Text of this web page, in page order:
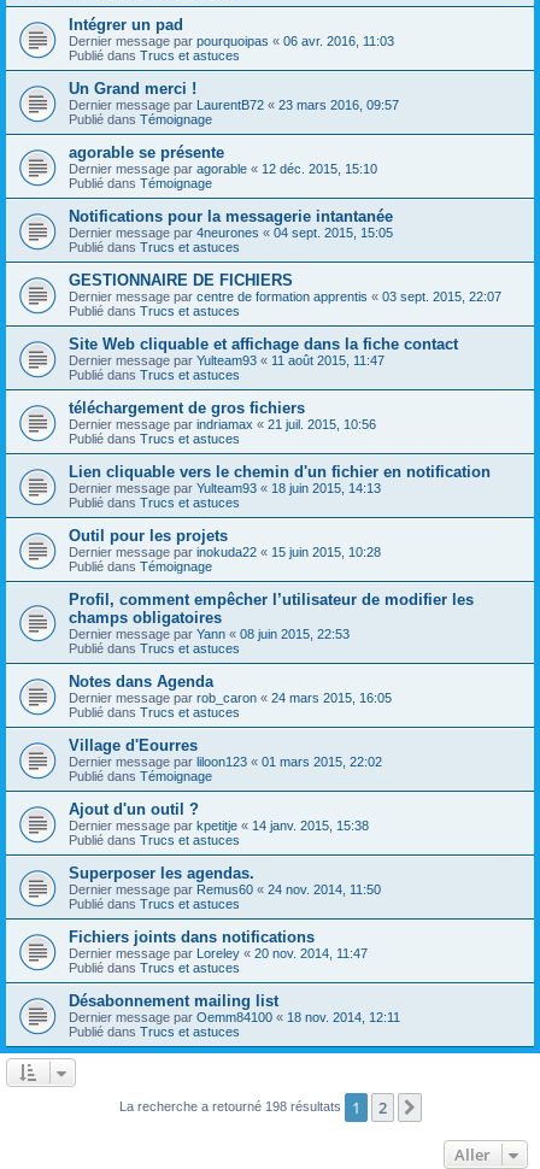
Intégrer un pad
Dernier message par pourquoipas « 06 avr. 2016, 11:03
Publié dans Trucs et astuces
Un Grand merci !
Dernier message par LaurentB72 « 23 mars 2016, 09:57
Publié dans Témoignage
agorable se présente
Dernier message par agorable « 12 déc. 2015, 15:10
Publié dans Témoignage
Notifications pour la messagerie intantanée
Dernier message par 4neurones « 04 sept. 2015, 15:05
Publié dans Trucs et astuces
GESTIONNAIRE DE FICHIERS
Dernier message par centre de formation apprentis « 03 sept. 2015, 22:07
Publié dans Trucs et astuces
Site Web cliquable et affichage dans la fiche contact
Dernier message par Yulteam93 « 11 août 2015, 11:47
Publié dans Trucs et astuces
téléchargement de gros fichiers
Dernier message par indriamax « 21 juil. 2015, 10:56
Publié dans Trucs et astuces
Lien cliquable vers le chemin d'un fichier en notification
Dernier message par Yulteam93 « 18 juin 2015, 14:13
Publié dans Trucs et astuces
Outil pour les projets
Dernier message par inokuda22 « 15 juin 2015, 10:28
Publié dans Témoignage
Profil, comment empêcher l’utilisateur de modifier les
champs obligatoires
Dernier message par Yann « 08 juin 2015, 22:53
Publié dans Trucs et astuces
Notes dans Agenda
Dernier message par rob_caron « 24 mars 2015, 16:05
Publié dans Trucs et astuces
Village d'Eourres
Dernier message par liloon123 « 01 mars 2015, 22:02
Publié dans Témoignage
Ajout d'un outil ?
Dernier message par kpetitje « 14 janv. 2015, 15:38
Publié dans Trucs et astuces
Superposer les agendas.
Dernier message par Remus60 « 24 nov. 2014, 11:50
Publié dans Trucs et astuces
Fichiers joints dans notifications
Dernier message par Loreley « 20 nov. 2014, 11:47
Publié dans Trucs et astuces
Désabonnement mailing list
Dernier message par Oemm84100 « 18 nov. 2014, 12:11
Publié dans Trucs et astuces
La recherche a retourné 198 résultats 1 2
Aller